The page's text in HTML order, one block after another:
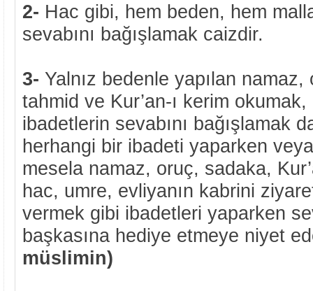
2- Hac gibi, hem beden, hem
sevabını bağışlamak caizdir.
3- Yalnız bedenle yapılan
tahmid ve Kur’an-ı kerim
ibadetlerin sevabını bağışlamak
herhangi bir ibadeti yaparken
mesela namaz, oruç, sadaka,
hac, umre, evliyanın kabrini
vermek gibi ibadetleri yaparken
başkasına hediye etmeye niyet
müslimin)